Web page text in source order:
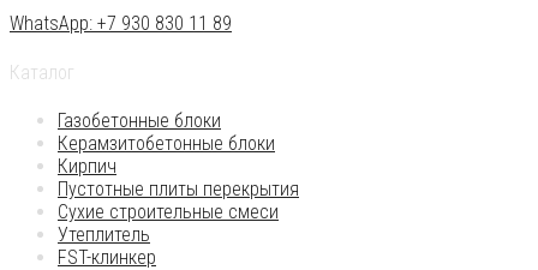
WhatsApp: +7 930 830 11 89
Каталог
Газобетонные блоки
Керамзитобетонные блоки
Кирпич
Пустотные плиты перекрытия
Сухие строительные смеси
Утеплитель
FST-клинкер